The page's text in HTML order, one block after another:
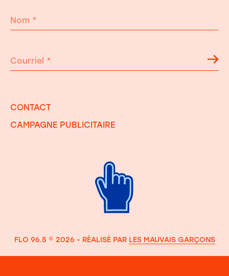
Nom *
Courriel *
CONTACT
CAMPAGNE PUBLICITAIRE
FLO 96.5 © 2026 - RÉALISÉ PAR LES MAUVAIS GARÇONS